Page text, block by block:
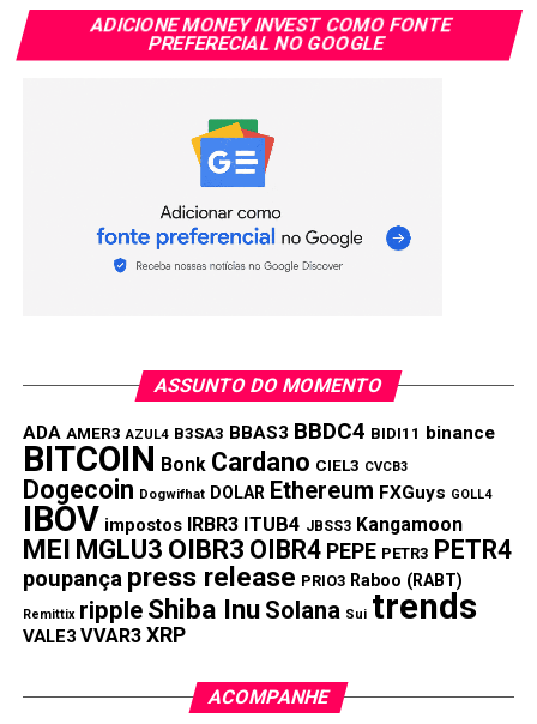
PRÓXIMA:
Governo prorroga auxílio emergencial por mais três
meses
Rendimento da poupança Julho 2021
ADICIONE MONEY INVEST COMO FONTE
PREFERECIAL NO GOOGLE
ASSUNTO DO MOMENTO
ADA AMER3 AZUL4 B3SA3 BBAS3 BBDC4 BIDI11 binance
BITCOIN Bonk Cardano CIEL3 CVCB3
Dogecoin Dogwifhat DOLAR Ethereum FXGuys GOLL4
IBOV impostos IRBR3 ITUB4 JBSS3 Kangamoon
MEI MGLU3 OIBR3 OIBR4 PEPE PETR3 PETR4
poupança press release PRIO3 Raboo (RABT)
Remittix ripple Shiba Inu Solana Sui trends
VALE3 VVAR3 XRP
ACOMPANHE